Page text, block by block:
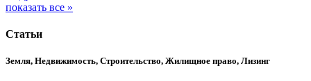
показать все »
Статьи
Земля, Недвижимость, Строительство, Жилищное право, Лизинг